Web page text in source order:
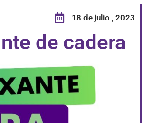
18 de julio , 2023
de cadera